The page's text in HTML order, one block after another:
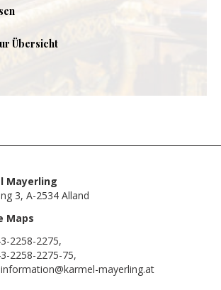
Übersicht
Mayerling
3, A-2534 Alland
Maps
2258-2275,
2258-2275-75,
information@karmel-mayerling.at